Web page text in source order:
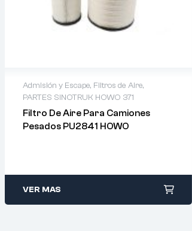
Admisión y Escape, Filtros de Aire,
PARTES SINOTRUK HOWO 371
Filtro De Aire Para Camiones
Pesados ​​PU2841 HOWO
VER MAS